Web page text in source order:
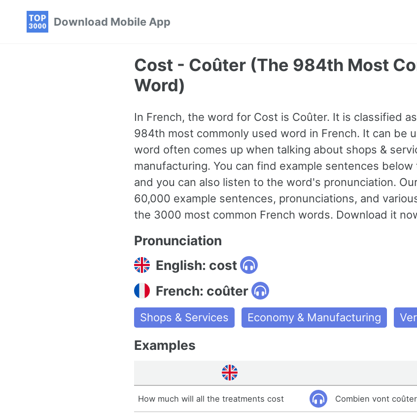
Download Mobile App
Cost - Coûter (The 984th Most
Word)
In French, the word for Cost is Coûter. It is classified
984th most commonly used word in French. It can be
word often comes up when talking about shops &
manufacturing. You can find example sentences
and you can also listen to the word's pronunciation.
60,000 example sentences, pronunciations, and
the 3000 most common French words. Download it
Pronunciation
English: cost
French: coûter
Shops & Services Economy & Manufacturing
Examples
How much will all the treatments cost Combien vont